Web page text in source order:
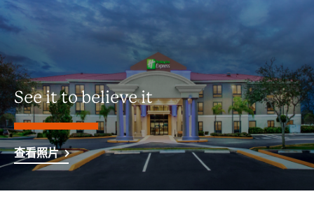
See it to believe it
查看照片